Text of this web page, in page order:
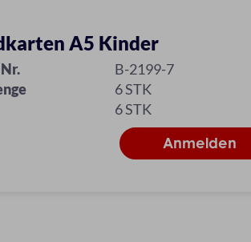
A5 Kinder
B-2199-7
6 STK
6 STK